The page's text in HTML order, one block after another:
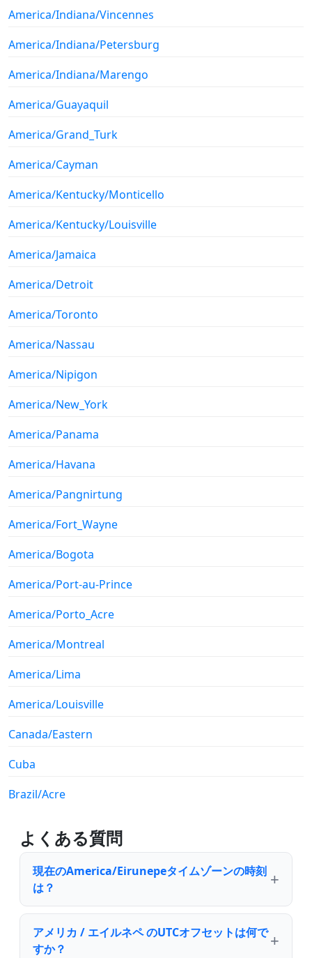
America/Indiana/Vincennes
America/Indiana/Petersburg
America/Indiana/Marengo
America/Guayaquil
America/Grand_Turk
America/Cayman
America/Kentucky/Monticello
America/Kentucky/Louisville
America/Jamaica
America/Detroit
America/Toronto
America/Nassau
America/Nipigon
America/New_York
America/Panama
America/Havana
America/Pangnirtung
America/Fort_Wayne
America/Bogota
America/Port-au-Prince
America/Porto_Acre
America/Montreal
America/Lima
America/Louisville
Canada/Eastern
Cuba
Brazil/Acre
よくある質問
現在のAmerica/Eirunepeタイムゾーンの時刻
は？
アメリカ / エイルネペ のUTCオフセットは何で
すか？